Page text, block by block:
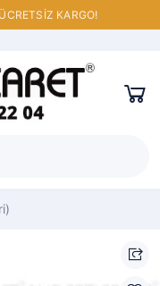
KARGO!